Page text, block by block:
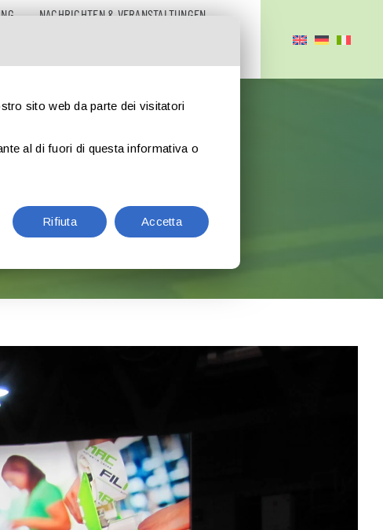
NACHRICHTEN & VERANSTALTUNGEN
sito web da parte dei visitatori
al di fuori di questa informativa o
Rifiuta Accetta